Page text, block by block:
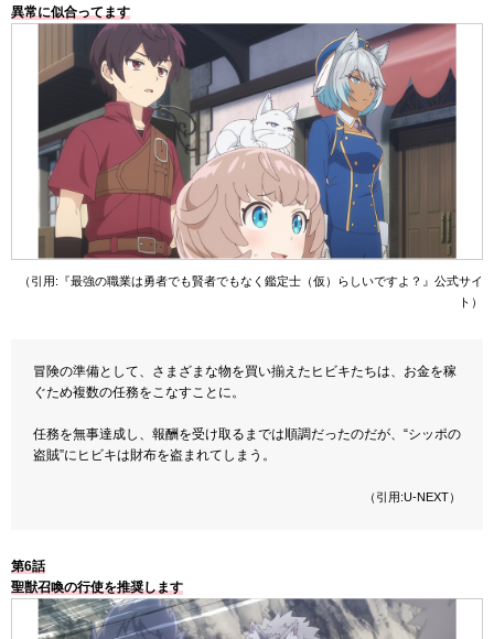
異常に似合ってます
（引用:『最強の職業は勇者でも賢者でもなく鑑定士（仮）らしいですよ？』公式サイ
ト）
冒険の準備として、さまざまな物を買い揃えたヒビキたちは、お金を稼
ぐため複数の任務をこなすことに。
任務を無事達成し、報酬を受け取るまでは順調だったのだが、“シッポの
盗賊”にヒビキは財布を盗まれてしまう。
（引用:U-NEXT）
第6話
聖獣召喚の行使を推奨します